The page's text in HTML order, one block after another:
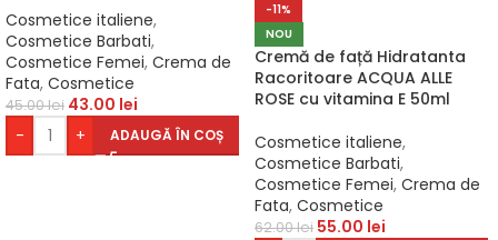
Cosmetice italiene,
Cosmetice Barbati,
Cosmetice Femei, Crema de
Fata, Cosmetice
45.00lei 43.00 lei
-
+ ADAUGĂ ÎN COȘ
-11%
NOU
Cremă de față Hidratanta
Racoritoare ACQUA ALLE
ROSE cu vitamina E 50ml
Cosmetice italiene,
Cosmetice Barbati,
Cosmetice Femei, Crema de
Fata, Cosmetice
62.00lei 55.00 lei